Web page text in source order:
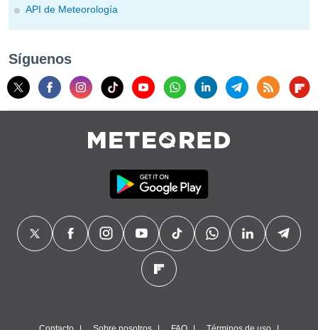
API de Meteorología
Síguenos